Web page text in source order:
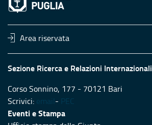
Area riservata
Sezione Ricerca e Relazioni Internazionali
Corso Sonnino, 177 - 70121 Bari
Scrivici: email - PEC
Eventi e Stampa